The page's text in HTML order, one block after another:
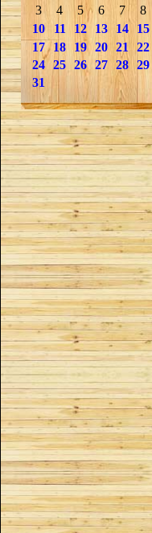
3
4 5 6 7 8
10
11 12 13 14 15
17
18 19 20 21 22
24 25 26 27 28 29
31